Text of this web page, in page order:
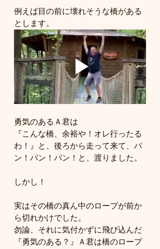
例えば目の前に壊れそうな橋がある
とします。
勇気のあるＡ君は
『こんな橋、余裕や！オレ行ったる
わ！』と、後ろから走って来て、パ
ン！パン！パン！と、渡りました。
しかし！
実はその橋の真ん中のロープが前か
ら切れかけでした。
勿論、それに気付かずに飛び込んだ
『勇気のある？』Ａ君は橋のロープ